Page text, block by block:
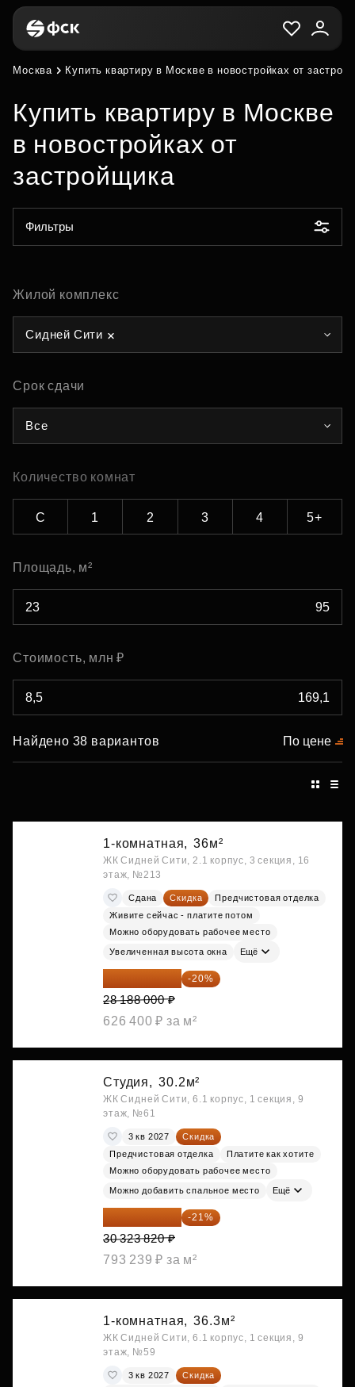
Москва Купить квартиру в Москве в новостройках от
Купить квартиру в Москве
в новостройках от
застройщика
Фильтры
Жилой комплекс
Сидней Сити
Срок сдачи
Все
Количество комнат
С 1 2 3 4 5+
Площадь, м²
Стоимость, млн ₽
Найдено 38 вариантов По цене
1-комнатная, 36м²
ЖК Сидней Сити, 2.1 корпус, 3 секция, 16
этаж, №213
Сдана Скидка
Предчистовая отделка
Живите сейчас - платите потом
Можно оборудовать рабочее место
Увеличенная высота окна Ещё
22 550 400 ₽ -20%
28 188 000 ₽
626 400 ₽ за м²
Студия, 30.2м²
ЖК Сидней Сити, 6.1 корпус, 1 секция, 9
этаж, №61
3 кв 2027
Скидка
Предчистовая отделка
Платите как хотите
Можно оборудовать рабочее место
Можно добавить спальное место Ещё
23 955 818 ₽ -21%
30 323 820 ₽
793 239 ₽ за м²
1-комнатная, 36.3м²
ЖК Сидней Сити, 6.1 корпус, 1 секция, 9
этаж, №59
3 кв 2027
Скидка